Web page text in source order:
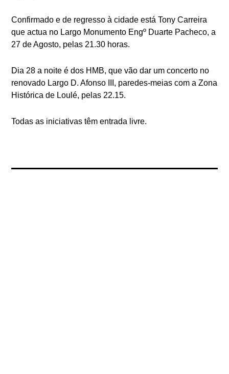
Confirmado e de regresso à cidade está Tony Carreira
que actua no Largo Monumento Engº Duarte Pacheco, a
27 de Agosto, pelas 21.30 horas.
Dia 28 a noite é dos HMB, que vão dar um concerto no
renovado Largo D. Afonso III, paredes-meias com a Zona
Histórica de Loulé, pelas 22.15.
Todas as iniciativas têm entrada livre.